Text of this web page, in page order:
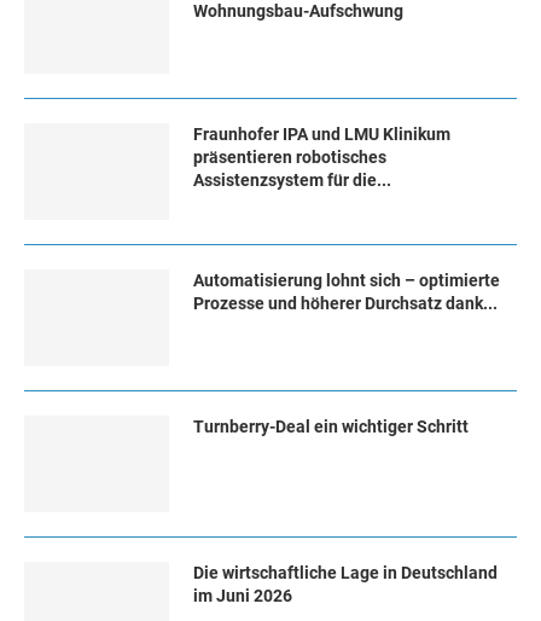
Wohnungsbau-Aufschwung
Fraunhofer IPA und LMU Klinikum
präsentieren robotisches
Assistenzsystem für die...
Automatisierung lohnt sich – optimierte
Prozesse und höherer Durchsatz dank...
Turn­ber­ry-Deal ein wich­ti­ger Schritt
Die wirtschaftliche Lage in Deutschland
im Juni 2026